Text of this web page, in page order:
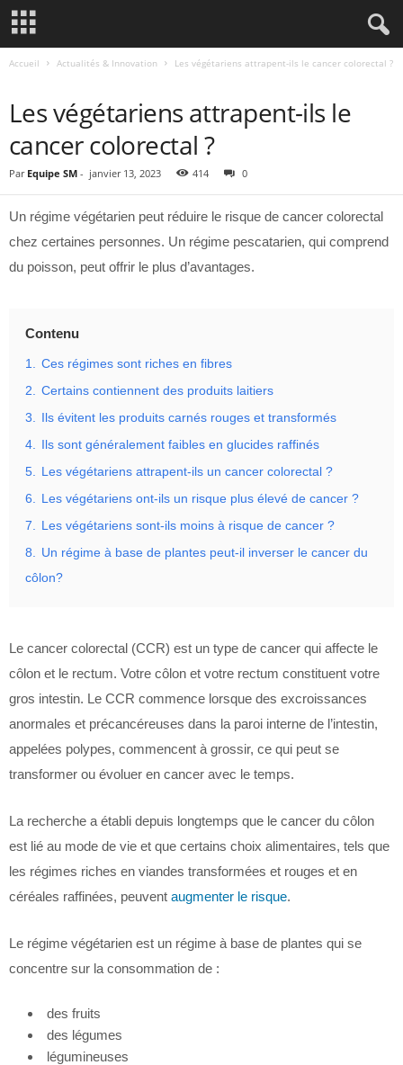
Accueil Actualités & Innovation Les végétariens attrapent-ils le cancer colorectal ?
Les végétariens attrapent-ils le
cancer colorectal ?
Par Equipe SM - janvier 13, 2023 414 0
Un régime végétarien peut réduire le risque de cancer colorectal
chez certaines personnes. Un régime pescatarien, qui comprend
du poisson, peut offrir le plus d’avantages.
Contenu
1. Ces régimes sont riches en fibres
2. Certains contiennent des produits laitiers
3.
Ils évitent les produits carnés rouges et transformés
4.
Ils sont généralement faibles en glucides raffinés
5. Les végétariens attrapent-ils un cancer colorectal ?
6. Les végétariens ont-ils un risque plus élevé de cancer ?
7. Les végétariens sont-ils moins à risque de cancer ?
8. Un régime à base de plantes peut-il inverser le cancer du
côlon?
Le cancer colorectal (CCR) est un type de cancer qui affecte le
côlon et le rectum. Votre côlon et votre rectum constituent votre
gros intestin. Le CCR commence lorsque des excroissances
anormales et précancéreuses dans la paroi interne de l’intestin,
appelées polypes, commencent à grossir, ce qui peut se
transformer ou évoluer en cancer avec le temps.
La recherche a établi depuis longtemps que le cancer du côlon
est lié au mode de vie et que certains choix alimentaires, tels que
les régimes riches en viandes transformées et rouges et en
céréales raffinées, peuvent augmenter le risque.
Le régime végétarien est un régime à base de plantes qui se
concentre sur la consommation de :
des fruits
des légumes
légumineuses